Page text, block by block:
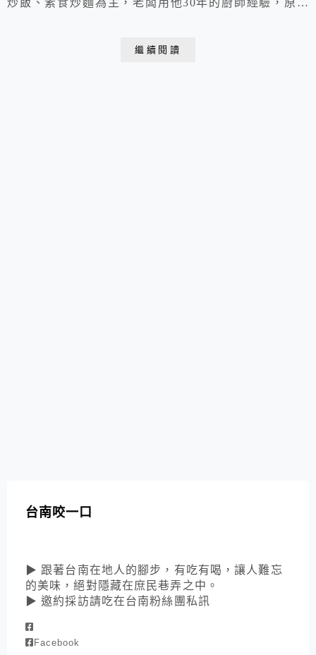
繼續閱讀
台南咬一口
▶ 跟著台南在地人的腳步，有吃有喝，讓人難忘
的美味，絕對隱藏在庶民巷弄之中。
▶ 邀約採訪請吃在台南粉絲團私訊
Facebook